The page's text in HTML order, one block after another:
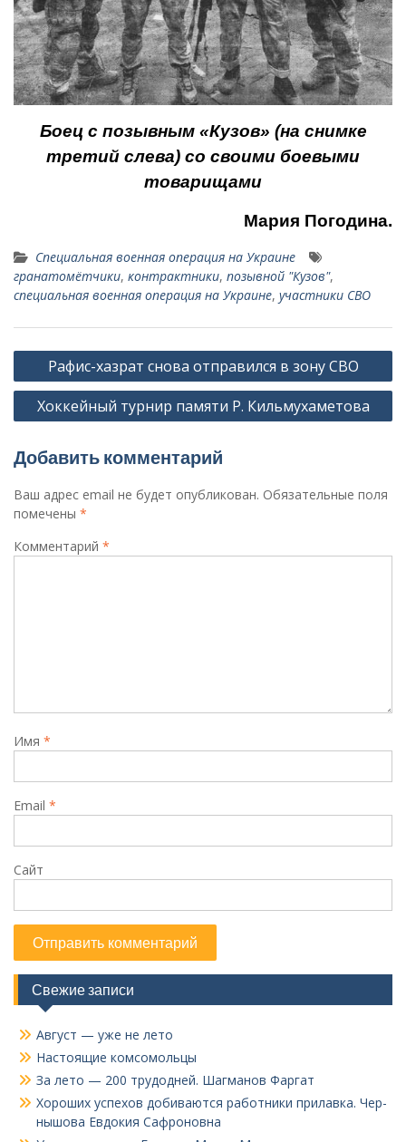
Боец с позывным «Кузов» (на снимке
третий слева) со своими боевыми
товарищами
Мария Погодина.
Специальная военная операция на Украине
гранатомётчики, контрактники, позывной "Кузов",
специальная военная операция на Украине, участники СВО
Навигация
по
записям
Рафис-хазрат снова отправился в зону СВО
Хоккейный турнир памяти Р. Кильмухаметова
Добавить комментарий
Ваш адрес email не будет опубликован. Обязательные поля
помечены *
Комментарий *
Имя *
Email *
Сайт
Свежие записи
Август — уже не лето
Настоящие комсомольцы
За лето — 200 трудодней. Шагманов Фаргат
Хороших успехов добиваются работники прилавка. Чер­
нышова Евдокия Сафроновна